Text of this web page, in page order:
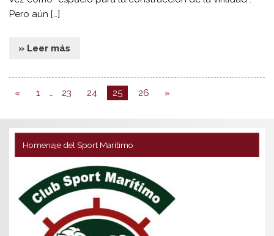
Pero aún […]
» Leer más
« 1 … 23 24 25 26 »
Homenaje del Sport Marítimo